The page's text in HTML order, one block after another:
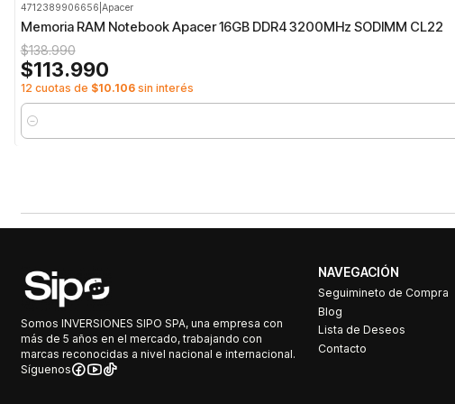
4712389906656 Apacer
Memoria RAM Notebook Apacer 16GB DDR4 3200MHz SODIMM CL22
$138.990
$113.990
12 cuotas de $10.106sin interés
Cantidad
Somos INVERSIONES SIPO SPA, una empresa con
más de 5 años en el mercado, trabajando con
marcas reconocidas a nivel nacional e internacional.
Síguenos
NAVEGACIÓN
Seguimineto de Compra
Blog
Lista de Deseos
Contacto